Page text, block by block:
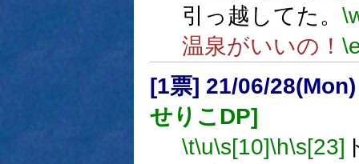
引っ越してた。
温泉がいいの！
[1票] 21/06/
せりこDP]
\t\u\s[10]\h\s[23]